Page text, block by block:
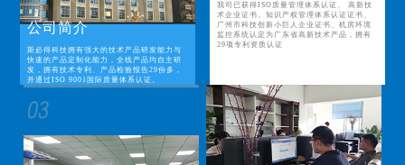
公司简介
斯必得科技拥有强大的技术产品研发能力与
快速的产品定制化能力，全线产品均自主研
发，拥有技术专利、产品检验报告29份多，
并通过ISO 9001国际质量体系认证。
我司已获得ISO质量管理体系认证、 高新技
术企业证书、知识产权管理体系认证证书、
广州市科技创新小巨人企业证书、机房环境
监控系统认定为广东省高新技术产品，拥有
29项专利资质认证